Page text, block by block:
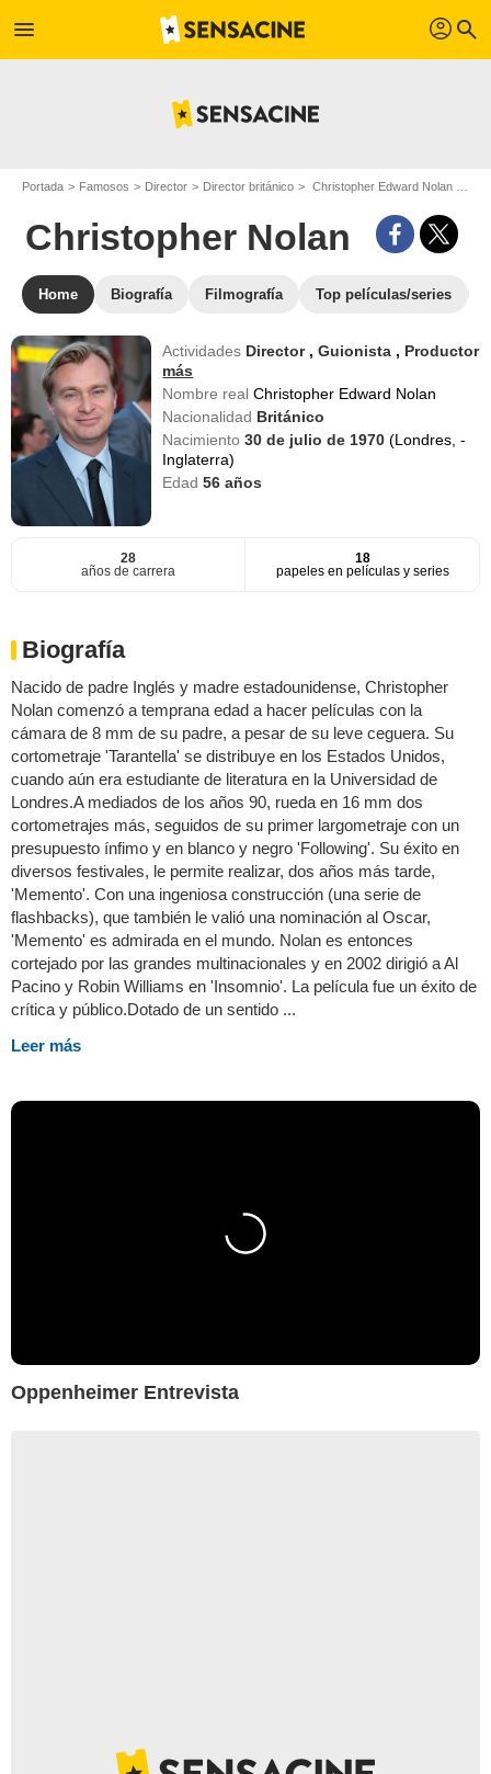
menu profil search
Portada Famosos Director Director británico Christopher Edward Nolan - Apodo : Christopher Nolan
Christopher Nolan
Home Biografía Filmografía Top películas/series
Actividades Director ,Guionista , Productor
más
Nombre realChristopher Edward Nolan
Nacionalidad Británico
Nacimiento30 de julio de 1970(Londres, -
Inglaterra)
Edad56 años
28
años de carrera
18
papeles en películas y series
Biografía
Nacido de padre Inglés y madre estadounidense, Christopher
Nolan comenzó a temprana edad a hacer películas con la
cámara de 8 mm de su padre, a pesar de su leve ceguera. Su
cortometraje 'Tarantella' se distribuye en los Estados Unidos,
cuando aún era estudiante de literatura en la Universidad de
Londres.A mediados de los años 90, rueda en 16 mm dos
cortometrajes más, seguidos de su primer largometraje con un
presupuesto ínfimo y en blanco y negro 'Following'. Su éxito en
diversos festivales, le permite realizar, dos años más tarde,
'Memento'. Con una ingeniosa construcción (una serie de
flashbacks), que también le valió una nominación al Oscar,
'Memento' es admirada en el mundo. Nolan es entonces
cortejado por las grandes multinacionales y en 2002 dirigió a Al
Pacino y Robin Williams en 'Insomnio'. La película fue un éxito de
crítica y público.Dotado de un sentido ...
Leer más
Oppenheimer Entrevista